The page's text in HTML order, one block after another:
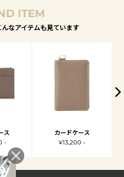
ITEM
なアイテムも見ています
ス
-
カードケース
¥13,200 -